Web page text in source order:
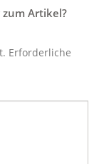
Artikel?
Erforderliche